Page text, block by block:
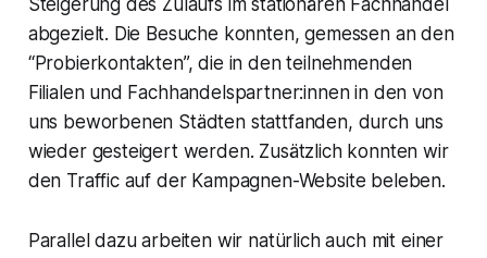
Steigerung des Zulaufs im stationären Fachhandel
abgezielt. Die Besuche konnten, gemessen an den
“Probierkontakten”, die in den teilnehmenden
Filialen und Fachhandelspartner:innen in den von
uns beworbenen Städten stattfanden, durch uns
wieder gesteigert werden. Zusätzlich konnten wir
den Traffic auf der Kampagnen-Website beleben.
Parallel dazu arbeiten wir natürlich auch mit einer